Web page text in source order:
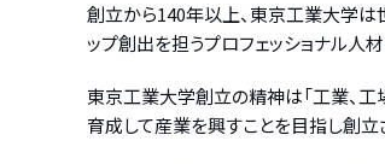
創立から140年以上、東京工業大学は
ップ創出を担うプロフェッショナル人
東京工業大学創立の精神は「工業、工
育成して産業を興すことを目指し創立